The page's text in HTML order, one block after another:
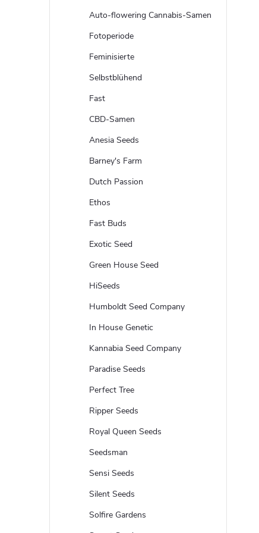
Auto-flowering Cannabis-Samen
Fotoperiode
Feminisierte
Selbstblühend
Fast
CBD-Samen
Anesia Seeds
Barney's Farm
Dutch Passion
Ethos
Fast Buds
Exotic Seed
Green House Seed
HiSeeds
Humboldt Seed Company
In House Genetic
Kannabia Seed Company
Paradise Seeds
Perfect Tree
Ripper Seeds
Royal Queen Seeds
Seedsman
Sensi Seeds
Silent Seeds
Solfire Gardens